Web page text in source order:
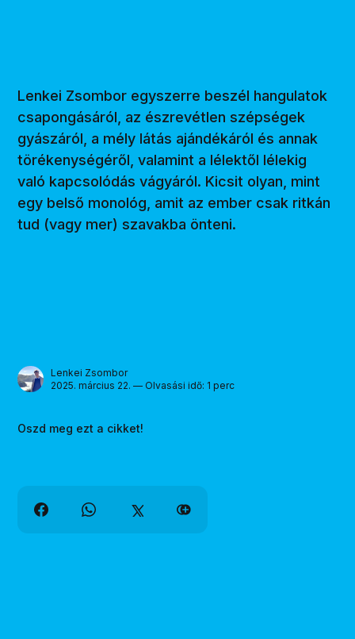
Lenkei Zsombor egyszerre beszél hangulatok
csapongásáról, az észrevétlen szépségek
gyászáról, a mély látás ajándékáról és annak
törékenységéről, valamint a lélektől lélekig
való kapcsolódás vágyáról. Kicsit olyan, mint
egy belső monológ, amit az ember csak ritkán
tud (vagy mer) szavakba önteni.
Lenkei Zsombor
2025. március 22. — Olvasási idő: 1 perc
Oszd meg ezt a cikket!